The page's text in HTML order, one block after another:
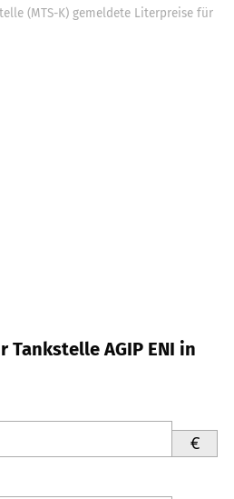
(MTS-K) gemeldete Literpreise für
Tankstelle AGIP ENI in
€